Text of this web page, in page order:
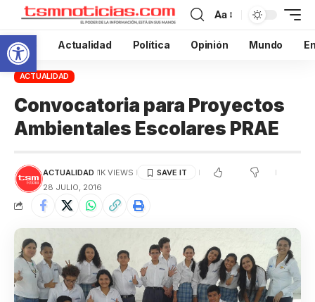
Abrir barra de herramientas
Aa
Inicio Actualidad Política Opinión Mundo
ACTUALIDAD
Convocatoria para Proyectos
Ambientales Escolares PRAE
ACTUALIDAD 1K VIEWS
28 JULIO, 2016